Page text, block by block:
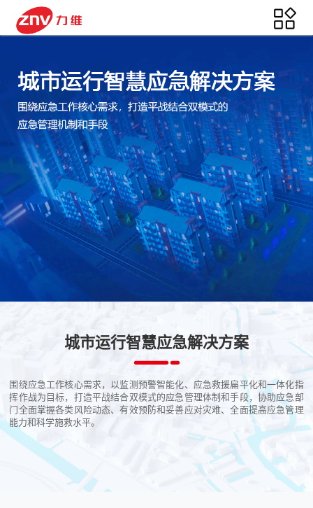
城市运行智慧应急解决方案
围绕应急工作核心需求，以监测预警智能化、应急救援扁平化和一体化指
挥作战为目标，打造平战结合双模式的应急管理体制和手段，协助应急部
门全面掌握各类风险动态、有效预防和妥善应对灾难、全面提高应急管理
能力和科学施救水平。